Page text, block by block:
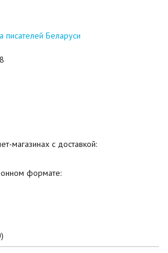
писателей Беларуси
магазинах с доставкой:
формате: